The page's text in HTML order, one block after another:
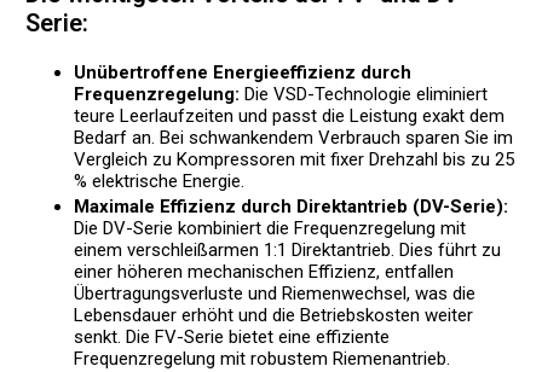
Serie:
Unübertroffene Energieeffizienz durch
Frequenzregelung: Die VSD-Technologie eliminiert
teure Leerlaufzeiten und passt die Leistung exakt dem
Bedarf an. Bei schwankendem Verbrauch sparen Sie im
Vergleich zu Kompressoren mit fixer Drehzahl bis zu 25
% elektrische Energie.
Maximale Effizienz durch Direktantrieb (DV-Serie):
Die DV-Serie kombiniert die Frequenzregelung mit
einem verschleißarmen 1:1 Direktantrieb. Dies führt zu
einer höheren mechanischen Effizienz, entfallen
Übertragungsverluste und Riemenwechsel, was die
Lebensdauer erhöht und die Betriebskosten weiter
senkt. Die FV-Serie bietet eine effiziente
Frequenzregelung mit robustem Riemenantrieb.